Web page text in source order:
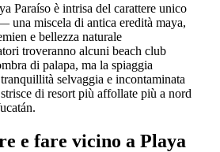
Paraíso è intrisa del carattere unico
una miscela di antica eredità maya,
e bellezza naturale
troveranno alcuni beach club
di palapa, ma la spiaggia
selvaggia e incontaminata
di resort più affollate più a nord
e fare vicino a Playa